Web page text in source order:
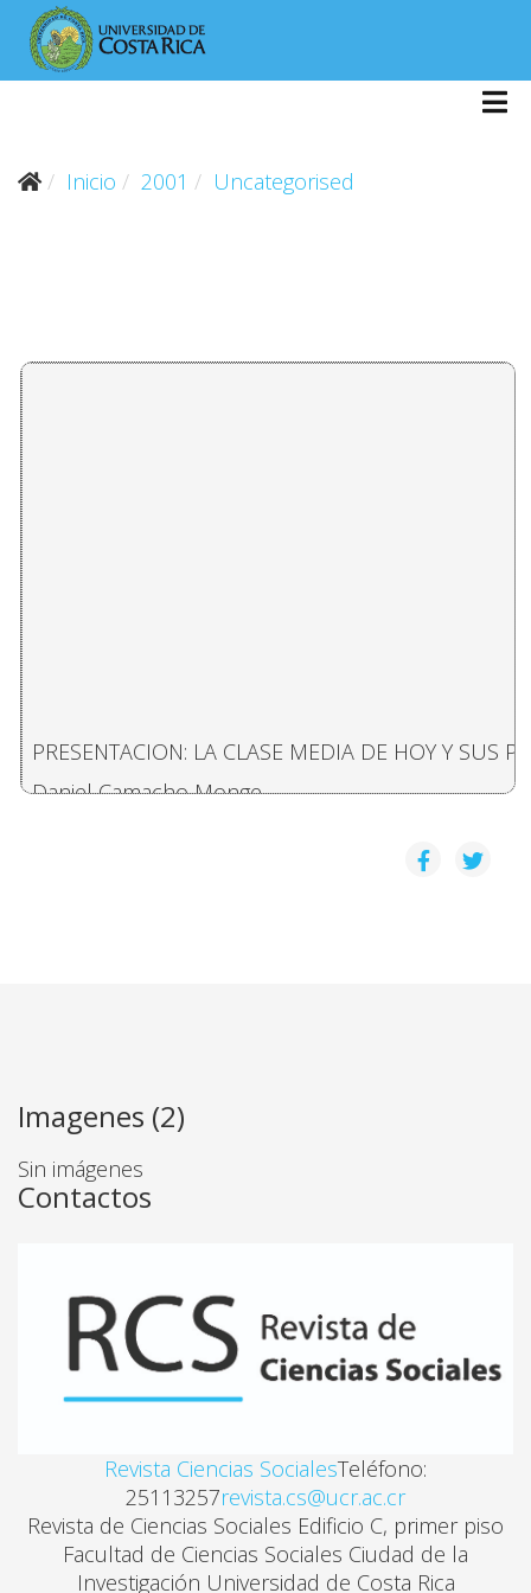
Inicio 2001 Uncategorised
PRESENTACION: LA CLASE MEDIA DE HOY Y SUS
Daniel Camacho Monge
CAMBIOS EN LA ESTRUCTURA SOCIO LABORAL
CAMBIOS EN LA INSERCIÓN LABORAL DE LA
EL PROCESO DE CONCERTACIÓN NACIONAL
¿CONCERTACIÓN EN COSTA RICA? UNA
Alberto Conés Ramos
Imagenes (2)
Sin imágenes
Contactos
Revista Ciencias SocialesTeléfono:
25113257revista.cs@ucr.ac.cr
Revista de Ciencias Sociales Edificio C, primer piso
Facultad de Ciencias Sociales Ciudad de la
Investigación Universidad de Costa Rica